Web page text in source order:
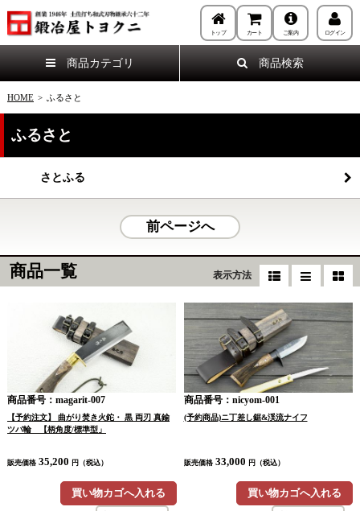
トップ カート ご案内 ログイン
商品カテゴリ 商品検索
HOME > ふるさと
ふるさと
さとふる
前ページへ
商品一覧 表示方法
商品番号：magarit-007
【予約注文】 曲がり焚き火鉈・ 黒 両刃 真鍮
ツバ輪 【柄角度/標準型」
販売価格 35,200 円（税込）
買い物カゴへ入れる
商品番号：nicyom-001
(予約商品)ニ丁差し鋸&渓流ナイフ
販売価格 33,000 円（税込）
買い物カゴへ入れる